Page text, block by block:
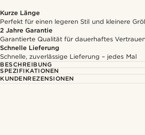
Kurze Länge
Perfekt für einen legeren Stil und kleinere
2 Jahre Garantie
Garantierte Qualität für dauerhaftes Vertrauen
Schnelle Lieferung
Schnelle, zuverlässige Lieferung – jedes Mal
BESCHREIBUNG
SPEZIFIKATIONEN
KUNDENREZENSIONEN